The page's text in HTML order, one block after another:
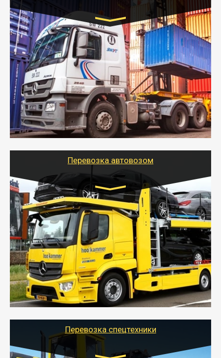
Цена за км. Рассчитывается
индивидуально
- Контейнерные грузоперевозки на специальном
оборудованном транспорте быстро, качественно и
безопасно.
- Наша транспортная компания поможет
организовать доставку в порт и из порта
стандартных контейнеров на контейнеровозе,
шаландах и площадках (открытых кузовах),
используя надежные крепления.
Перевозка автовозом
Цена за км. Рассчитывается
индивидуально
- Перевозка автовозом от Тайгер Логистик – это
быстрый и безопасный способ доставить несколько
легковых автомобилей за одну поездку в другой
город.
- Наша транспортная компания организует доставку
машин автовозом, подобрав оптимальный маршрут с
учетом всех особенности по пути следования.
Перевозка спецтехники